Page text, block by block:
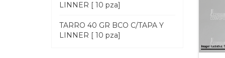
LINNER [ 10 pza]
TARRO 40 GR BCO C/TAPA Y
LINNER [ 10 pza]